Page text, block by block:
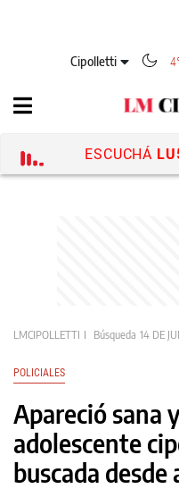
Cipolletti
ESCUCHÁ
LMCIPOLLETTI Búsqueda 14 DE
POLICIALES
Apareció sana
adolescente
buscada desde